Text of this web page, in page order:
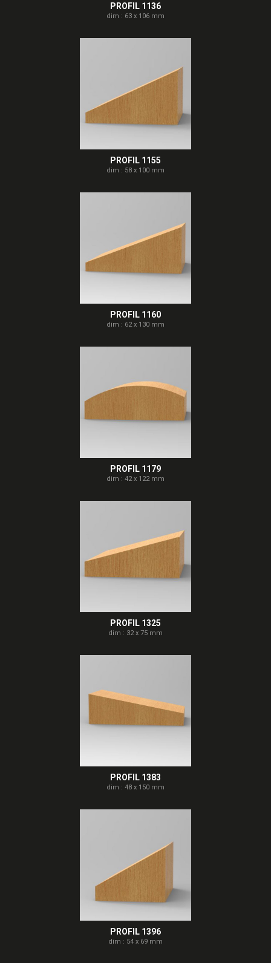
PROFIL 1136
dim : 63 x 106 mm
PROFIL 1155
dim : 58 x 100 mm
PROFIL 1160
dim : 62 x 130 mm
PROFIL 1179
dim : 42 x 122 mm
PROFIL 1325
dim : 32 x 75 mm
PROFIL 1383
dim : 48 x 150 mm
PROFIL 1396
dim : 54 x 69 mm